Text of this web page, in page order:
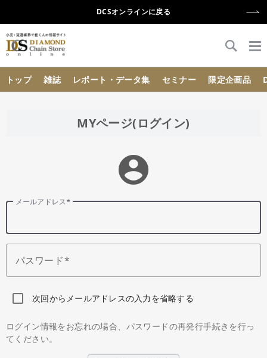
DCSオンラインに戻る
トップ 雑誌 レポート・データ集 セミナー 限定企画品
MYページ(ログイン)
account_circle
メールアドレス
パスワード
次回からメールアドレスの入力を省略する
ログイン情報をお忘れの場合、パスワードの再発行手続きを行っ
てください。